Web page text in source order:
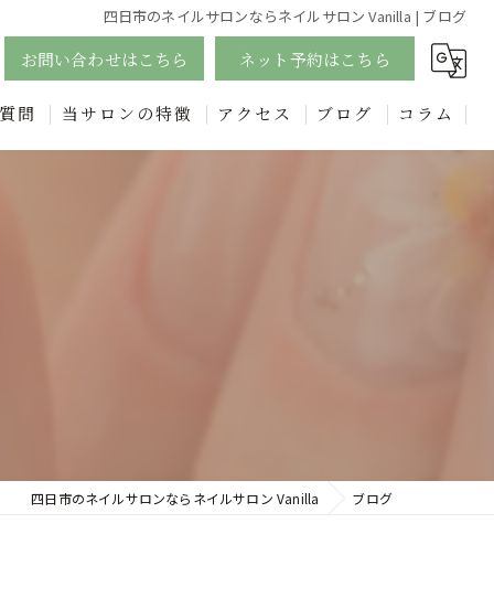
四日市のネイルサロンならネイルサロン Vanilla | ブログ
お問い合わせはこちら ネット予約はこちら
問 当サロンの特徴 アクセス ブログ コラム
四日市のネイルサロンならネイルサロン Vanilla ブログ